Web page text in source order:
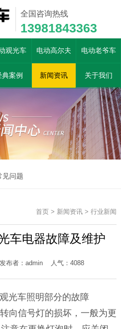
全国咨询热线
13981843363
观光车 电动高尔夫 电动老爷车
典案例 新闻资讯 关于我们
见问题
首页 > 新闻资讯 >行业新闻
车电器故障及维护
布者：admin 人气： 4088
光车照明部分的故障
向信号灯的损坏，一般为更